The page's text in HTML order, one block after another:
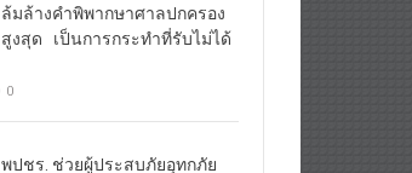
ล้มล้างคำพิพากษาศาลปกครอง
สูงสุด เป็นการกระทำที่รับไม่ได้
0
พปชร. ช่วยผู้ประสบภัยอุทกภัย